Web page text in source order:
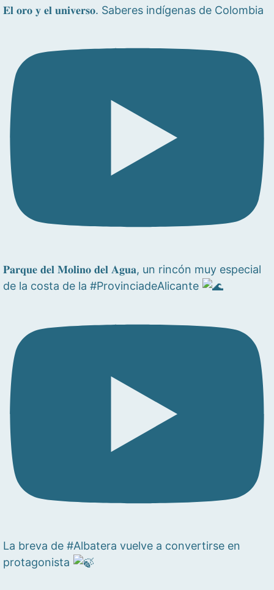
𝐄𝐥 𝐨𝐫𝐨 𝐲 𝐞𝐥 𝐮𝐧𝐢𝐯𝐞𝐫𝐬𝐨. Saberes indígenas de Colombia
𝐏𝐚𝐫𝐪𝐮𝐞 𝐝𝐞𝐥 𝐌𝐨𝐥𝐢𝐧𝐨 𝐝𝐞𝐥 𝐀𝐠𝐮𝐚, un rincón muy especial
de la costa de la #ProvinciadeAlicante
La breva de #Albatera vuelve a convertirse en
protagonista